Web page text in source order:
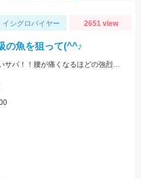
イシグロバイヤー 2651 view
の魚を狙って(^^♪
エサは40㎝ぐらいあるアジ、でっかいサバ！！腰が痛くなるほどの強烈な引き、ロマンです。